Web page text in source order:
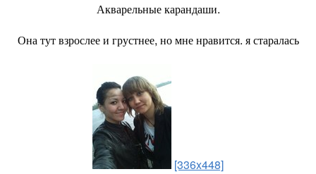
Акварельные карандаши.
Она тут взрослее и грустнее, но мне нравится. я старалась
[336x448]